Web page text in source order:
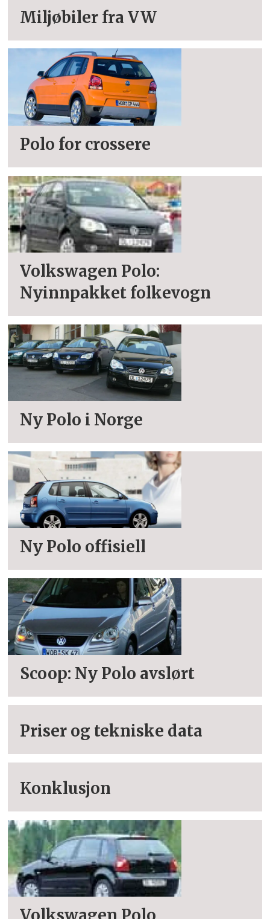
Miljøbiler fra VW
Polo for crossere
Volkswagen Polo:
Nyinnpakket folkevogn
Ny Polo i Norge
Ny Polo offisiell
Scoop: Ny Polo avslørt
Priser og tekniske data
Konklusjon